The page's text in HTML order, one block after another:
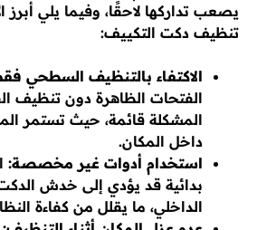
يصعب تداركها لاحقًا، وفيما يلي أبرز
تنظيف دكت التكييف:
الاكتفاء بالتنظيف السطحي
الفتحات الظاهرة دون تنظيف
المشكلة قائمة، حيث تستمر
داخل المكان.
استخدام أدوات غير مخصصة:
بدائية قد يؤدي إلى خدش
الداخلي، ما يقلل من كفاءة